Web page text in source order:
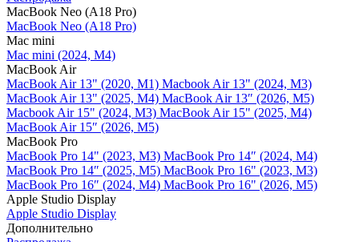
MacBook Neo (A18 Pro)
MacBook Neo (A18 Pro)
Mac mini
Mac mini (2024, M4)
MacBook Air
MacBook Air 13" (2020, M1) Macbook Air 13" (2024, M3)
MacBook Air 13" (2025, M4) MacBook Air 13″ (2026, M5)
Macbook Air 15" (2024, M3) MacBook Air 15" (2025, M4)
MacBook Air 15″ (2026, M5)
MacBook Pro
MacBook Pro 14" (2023, M3) MacBook Pro 14″ (2024, M4)
MacBook Pro 14″ (2025, M5) MacBook Pro 16" (2023, M3)
MacBook Pro 16″ (2024, M4) MacBook Pro 16" (2026, M5)
Apple Studio Display
Apple Studio Display
Дополнительно